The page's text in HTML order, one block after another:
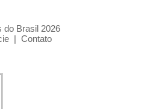
do Brasil 2026
| Contato